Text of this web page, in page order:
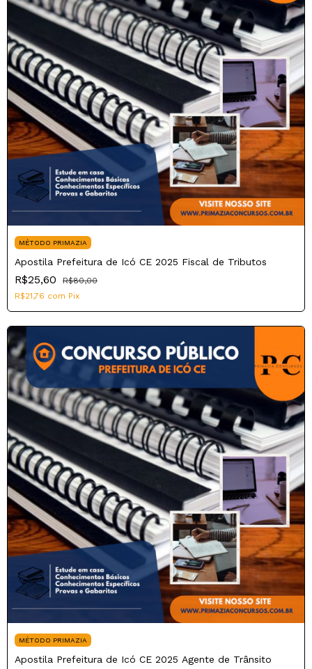
MÉTODO PRIMAZIA
Apostila Prefeitura de Icó CE 2025 Fiscal de Tributos
R$25,60
R$80,00
R$21,76 com Pix
MÉTODO PRIMAZIA
Apostila Prefeitura de Icó CE 2025 Agente de Trânsito